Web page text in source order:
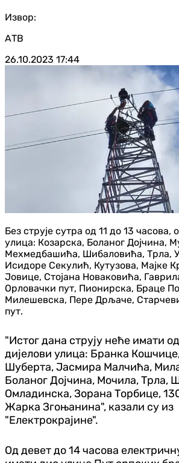
Извор:
АТВ
26.10.2023 17:44
Без струје сутра од 11 до 13 часова,
улица: Козарска, Боланог Дојчина,
Мехмедбашића, Шибаловића, Трла,
Исидоре Секулић, Кутузова, Мајке
Јовице, Стојана Новаковића,
Орловачки пут, Пионирска, Браце
Милешевска, Пере Дрљаче,
пут.
"Истог дана струју неће имати
дијелови улица: Бранка
Шуберта, Јасмира Малчића,
Боланог Дојчина, Мочила, Трла,
Омладинска, Зорана Торбице,
Жарка Згоњанина", казали су из
"Електрокрајине".
Од девет до 14 часова